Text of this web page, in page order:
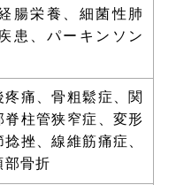
腸栄養、細菌性肺
患、パーキンソン
痛、骨粗鬆症、関
脊柱管狭窄症、変形
挫、線維筋痛症、
部骨折